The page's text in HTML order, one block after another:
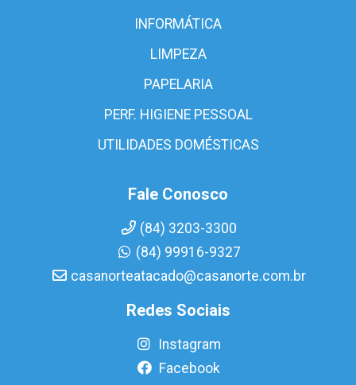
INFORMÁTICA
LIMPEZA
PAPELARIA
PERF. HIGIENE PESSOAL
UTILIDADES DOMÉSTICAS
Fale Conosco
(84) 3203-3300
(84) 99916-9327
casanorteatacado@casanorte.com.br
Redes Sociais
Instagram
Facebook